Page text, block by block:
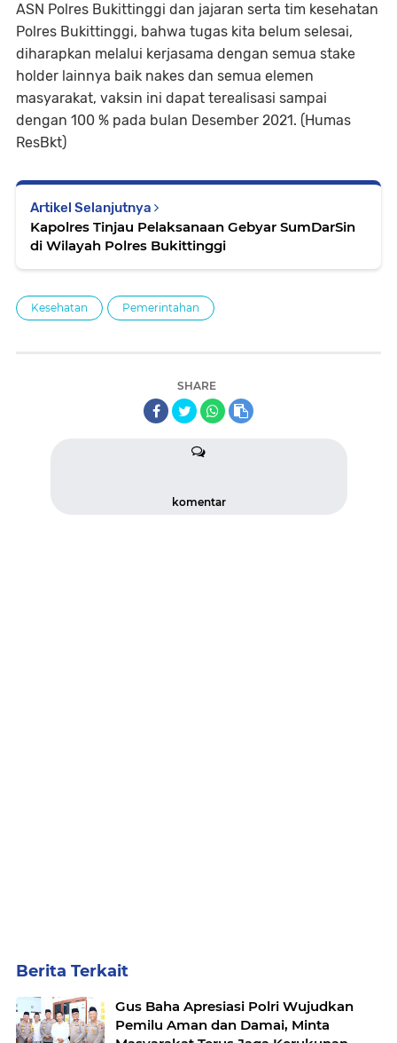
ASN Polres Bukittinggi dan jajaran serta tim kesehatan
Polres Bukittinggi, bahwa tugas kita belum selesai,
diharapkan melalui kerjasama dengan semua stake
holder lainnya baik nakes dan semua elemen
masyarakat, vaksin ini dapat terealisasi sampai
dengan 100 % pada bulan Desember 2021. (Humas
ResBkt)
Artikel Selanjutnya
Kapolres Tinjau Pelaksanaan Gebyar SumDarSin
di Wilayah Polres Bukittinggi
Kesehatan Pemerintahan
SHARE
komentar
Berita Terkait
Gus Baha Apresiasi Polri Wujudkan
Pemilu Aman dan Damai, Minta